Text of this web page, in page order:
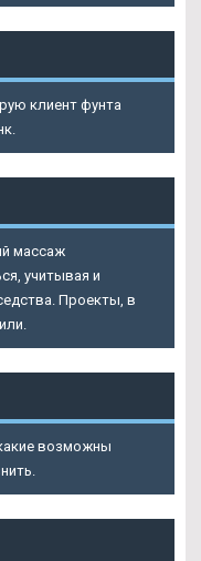
клиент фунта
массаж
учитывая и
Проекты, в
возможны